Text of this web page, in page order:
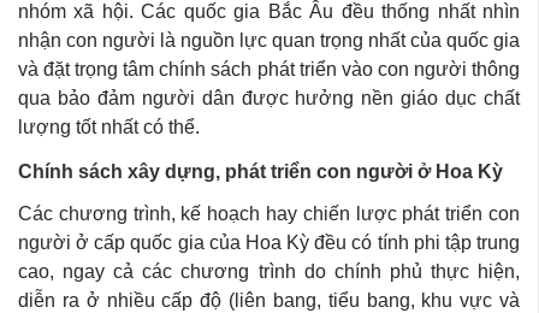
nhóm xã hội. Các quốc gia Bắc Âu đều thống nhất nhìn
nhận con người là nguồn lực quan trọng nhất của quốc gia
và đặt trọng tâm chính sách phát triển vào con người thông
qua bảo đảm người dân được hưởng nền giáo dục chất
lượng tốt nhất có thể.
Chính sách xây dựng, phát triển con người ở Hoa Kỳ
Các chương trình, kế hoạch hay chiến lược phát triển con
người ở cấp quốc gia của Hoa Kỳ đều có tính phi tập trung
cao, ngay cả các chương trình do chính phủ thực hiện,
diễn ra ở nhiều cấp độ (liên bang, tiểu bang, khu vực và